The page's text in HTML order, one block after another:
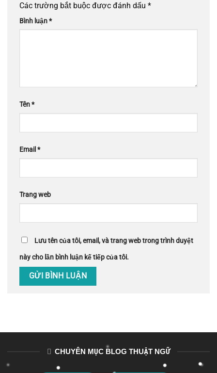
Các trường bắt buộc được đánh dấu *
Bình luận*
Tên*
Email *
Trang web
Lưu tên của tôi, email, và trang web trong trình duyệt
này cho lần bình luận kế tiếp của tôi.
CHUYÊN MỤC BLOG THUẬT NGỮ